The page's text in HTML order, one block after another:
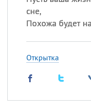
сне,
Похожа будет
Открытка